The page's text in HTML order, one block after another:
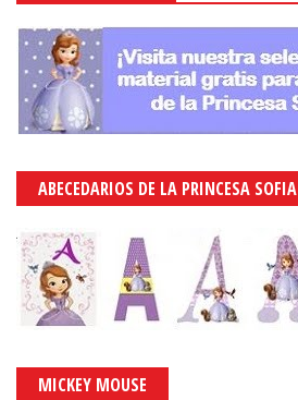
ABECEDARIOS DE LA PRINCESA SOFIA
MICKEY MOUSE